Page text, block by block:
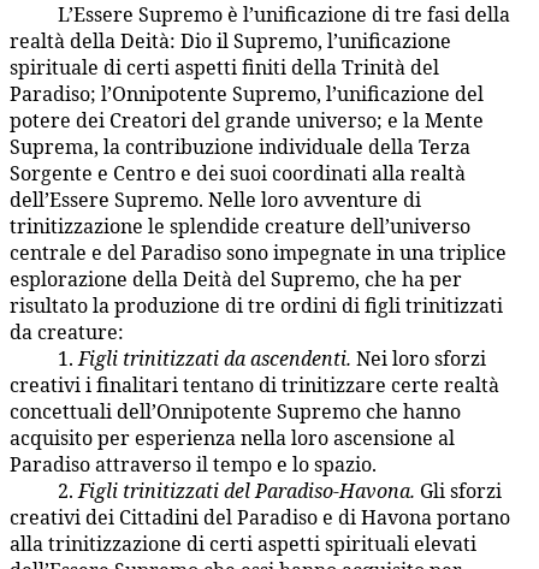
L’Essere Supremo è l’unificazione di tre fasi della
realtà della Deità: Dio il Supremo, l’unificazione
spirituale di certi aspetti finiti della Trinità del
Paradiso; l’Onnipotente Supremo, l’unificazione del
potere dei Creatori del grande universo; e la Mente
Suprema, la contribuzione individuale della Terza
Sorgente e Centro e dei suoi coordinati alla realtà
dell’Essere Supremo. Nelle loro avventure di
trinitizzazione le splendide creature dell’universo
centrale e del Paradiso sono impegnate in una triplice
esplorazione della Deità del Supremo, che ha per
risultato la produzione di tre ordini di figli trinitizzati
da creature:
1.Figli trinitizzati da ascendenti. Nei loro sforzi
creativi i finalitari tentano di trinitizzare certe realtà
concettuali dell’Onnipotente Supremo che hanno
acquisito per esperienza nella loro ascensione al
Paradiso attraverso il tempo e lo spazio.
2.Figli trinitizzati del Paradiso-Havona. Gli sforzi
creativi dei Cittadini del Paradiso e di Havona portano
alla trinitizzazione di certi aspetti spirituali elevati